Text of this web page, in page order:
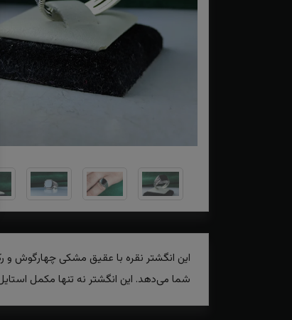
این انگشتر نقره با عقیق مشکی چهارگوش و
شما می‌دهد. این انگشتر نه تنها مکمل